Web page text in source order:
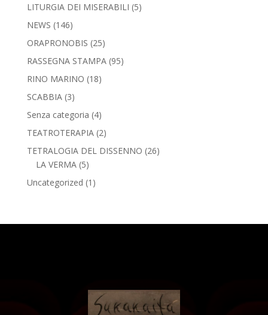
LITURGIA DEI MISERABILI (5)
NEWS (146)
ORAPRONOBIS (25)
RASSEGNA STAMPA(95)
RINO MARINO (18)
SCABBIA(3)
Senza categoria (4)
TEATROTERAPIA(2)
TETRALOGIA DEL DISSENNO (26)
LA VERMA(5)
Uncategorized (1)